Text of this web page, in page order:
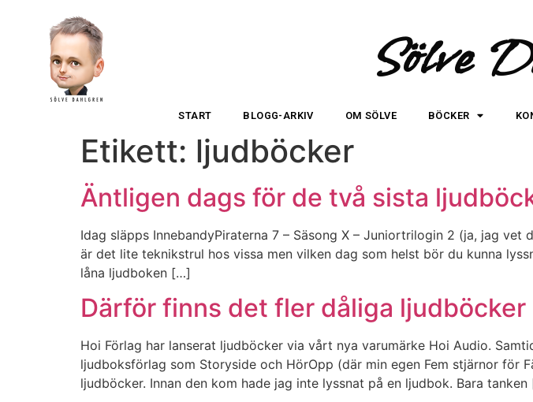
Sölve
START BLOGG-ARKIV OM SÖLVE BÖCKER
Etikett: ljudböcker
Äntligen dags för de två sista
Idag släpps InnebandyPiraterna 7 – Säsong X – Juniortrilogin 2 (ja, jag
är det lite teknikstrul hos vissa men vilken dag som helst bör du kunna
låna ljudboken […]
Därför finns det fler dåliga
Hoi Förlag har lanserat ljudböcker via vårt nya varumärke Hoi Audio.
ljudboksförlag som Storyside och HörOpp (där min egen Fem stjärnor för
ljudböcker. Innan den kom hade jag inte lyssnat på en ljudbok. Bara